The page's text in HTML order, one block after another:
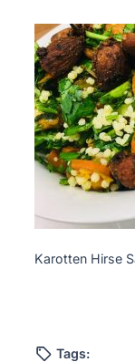
Karotten Hirse
Tags: